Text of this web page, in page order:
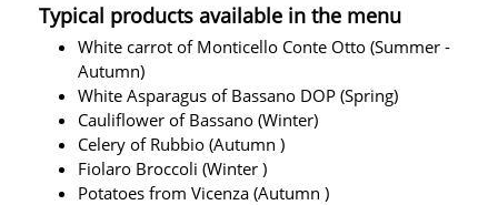
Typical products available in the menu
White carrot of Monticello Conte Otto (Summer -
Autumn)
White Asparagus of Bassano DOP (Spring)
Cauliflower of Bassano (Winter)
Celery of Rubbio (Autumn )
Fiolaro Broccoli (Winter )
Potatoes from Vicenza (Autumn )